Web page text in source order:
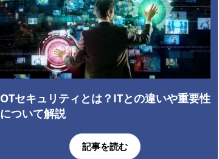
OTセキュリティとは？ITとの違いや重要性
について解説
記事を読む